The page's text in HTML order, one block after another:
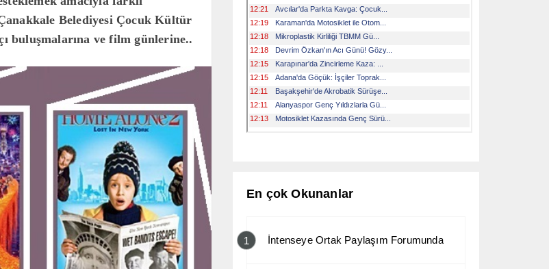
Belediyesi Çocuk Kültür
buluşmalarına ve film günlerine..
En çok Okunanlar
1 İntenseye Ortak Paylaşım Forumunda